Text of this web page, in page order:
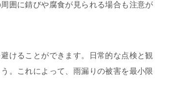
囲に錆びや腐食が見られる場合も注意が
けることができます。日常的な点検と観
。これによって、雨漏りの被害を最小限